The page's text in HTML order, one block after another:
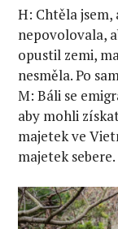
H: Chtěla
nepovolovala,
opustil zemi,
nesměla. Po
M: Báli se
aby mohli
majetek ve
majetek sebere.